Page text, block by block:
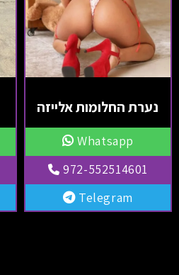
נערת החלומות אלייזה
Whatsapp
972-552514601
Telegram